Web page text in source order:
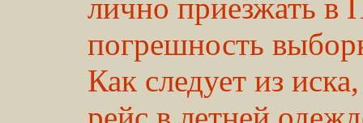
лично приезжать в
погрешность
Как следует из